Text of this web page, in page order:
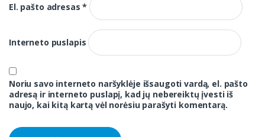
El. pašto adresas*
Interneto puslapis
Noriu savo interneto naršyklėje išsaugoti vardą, el. pašto
adresą ir interneto puslapį, kad jų nebereiktų įvesti iš
naujo, kai kitą kartą vėl norėsiu parašyti komentarą.